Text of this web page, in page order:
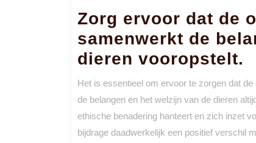
Zorg ervoor dat de
samenwerkt de
dieren vooropstelt.
Het is essentieel om ervoor te zorgen dat
de belangen en het welzijn van de dieren
ethische benadering hanteert en zich inzet
bijdrage daadwerkelijk een positief verschil